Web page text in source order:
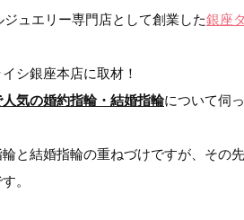
ュエリー専門店として創業した銀座
シ銀座本店に取材！
気の婚約指輪・結婚指輪について伺
と結婚指輪の重ねづけですが、その
。